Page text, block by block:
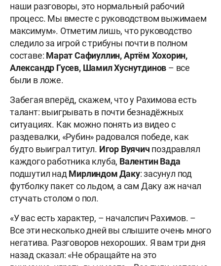
наши разговоры, это нормальный рабочий
процесс. Мы вместе с руководством выжимаем
максимум». Отметим лишь, что руководство
следило за игрой с трибуны почти в полном
составе: Марат Сафиуллин, Артём Хохорин,
Александр Гусев, Шамил Хуснутдинов – все
были в ложе.
Забегая вперёд, скажем, что у Рахимова есть
талант: выигрывать в почти безнадёжных
ситуациях. Как можно понять из видео с
раздевалки, «Рубин» радовался победе, как
будто выиграл титул. Игор Вуячич поздравлял
каждого работника клуба, ВалентинВада
подшутил надМирлиндомДаку: засунул под
футболку пакет со льдом, а сам Даку аж начал
стучать столом о пол.
«У вас есть характер, – началспич Рахимов. –
Все эти несколько дней вы слышите очень много
негатива. Разговоров нехороших. Я вам три дня
назад сказал: «Не обращайте на это